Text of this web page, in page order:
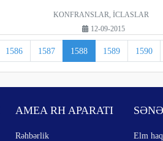
KONFRANSLAR, İCLASLAR
12-09-2015
1586 1587 1588 1589 1590
AMEA RH APARATI
Rəhbərlik
Elm